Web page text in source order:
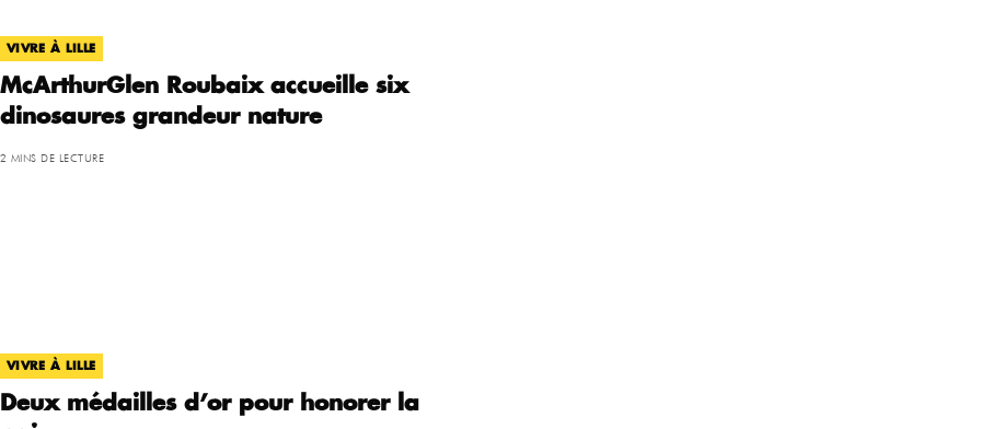
VIVRE À LILLE
McArthurGlen Roubaix accueille six
dinosaures grandeur nature
2 MINS DE LECTURE
VIVRE À LILLE
Deux médailles d’or pour honorer la